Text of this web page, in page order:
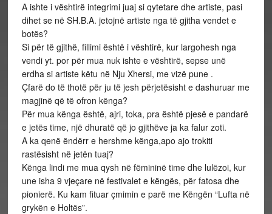
A ishte i vështirë integrimi juaj si qytetare dhe artiste, pasi
dihet se në SH.B.A. jetojnë artiste nga të gjitha vendet e
botës?
Si për të gjithë, fillimi është i vështirë, kur largohesh nga
vendi yt. por për mua nuk ishte e vështirë, sepse unë
erdha si artiste këtu në Nju Xhersi, me vizë pune .
Çfarë do të thotë për ju të jesh përjetësisht e dashuruar me
magjinë që të ofron kënga?
Për mua kënga është, ajri, toka, pra është pjesë e pandarë
e jetës time, një dhuratë që jo gjithëve ja ka falur zoti.
A ka qenë ëndërr e hershme kënga,apo ajo trokiti
rastësisht në jetën tuaj?
Kënga lindi me mua qysh në fëmininë time dhe lulëzoi, kur
une isha 9 vjeçare në festivalet e këngës, për fatosa dhe
pionierë. Ku kam fituar çmimin e parë me Këngën “Lufta në
grykën e Holtës”.